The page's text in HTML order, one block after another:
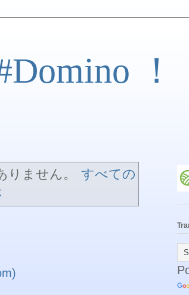
！
ません。
すべての